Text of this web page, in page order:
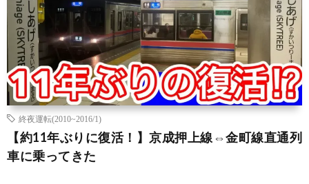
終夜運転(2010~2016/1)
【約11年ぶりに復活！】京成押上線⇔金町線直通列
車に乗ってきた